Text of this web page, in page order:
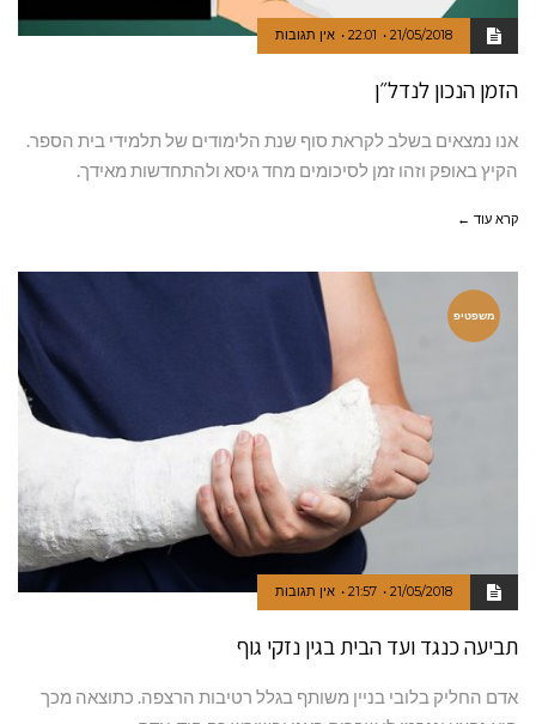
21/05/2018
22:01 אין תגובות
הזמן הנכון לנדל״ן
אנו נמצאים בשלב לקראת סוף שנת הלימודים של תלמידי בית הספר.
הקיץ באופק וזהו זמן לסיכומים מחד גיסא ולהתחדשות מאידך.
קרא עוד ←
משפטיפ
21/05/2018
21:57 אין תגובות
תביעה כנגד ועד הבית בגין נזקי גוף
אדם החליק בלובי בניין משותף בגלל רטיבות הרצפה. כתוצאה מכך